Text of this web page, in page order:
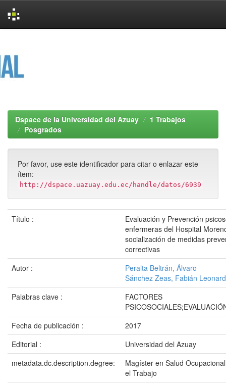
Dspace de la Universidad del Azuay
1 Trabajos
Posgrados
Por favor, use este identificador para citar o enlazar este
ítem:
http://dspace.uazuay.edu.ec/handle/datos/6939
Título :
Evaluación y Prevención
enfermeras del Hospital
socialización de medidas
correctivas
Autor :
Peralta Beltrán, Álvaro
Sánchez Zeas, Fabián
Palabras clave :
FACTORES
Fecha de publicación :
2017
Editorial :
Universidad del Azuay
metadata.dc.description.degree:
Magíster en Salud
el Trabajo